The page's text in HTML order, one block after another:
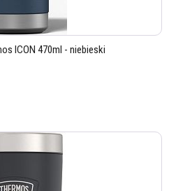
ICON 470ml - niebieski